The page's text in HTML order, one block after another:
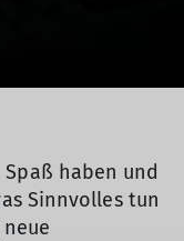
haben und
Sinnvolles tun